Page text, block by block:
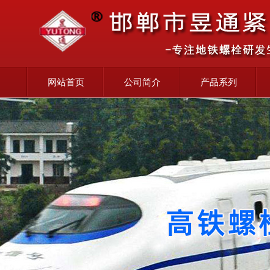
网站首页 公司简介 产品系列